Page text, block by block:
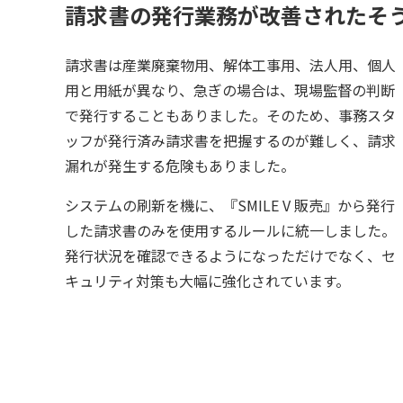
請求書の発行業務が改善されたそ
請求書は産業廃棄物用、解体工事用、法人用、個人
用と用紙が異なり、急ぎの場合は、現場監督の判断
で発行することもありました。そのため、事務スタ
ッフが発行済み請求書を把握するのが難しく、請求
漏れが発生する危険もありました。
システムの刷新を機に、『SMILE V 販売』から発行
した請求書のみを使用するルールに統一しました。
発行状況を確認できるようになっただけでなく、セ
キュリティ対策も大幅に強化されています。